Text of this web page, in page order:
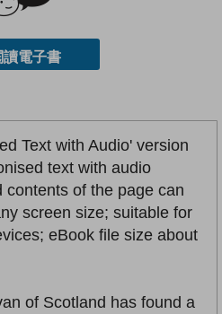
讀電子書
Text with Audio' version
text with audio
of the page can
screen size; suitable for
eBook file size about
of Scotland has found a